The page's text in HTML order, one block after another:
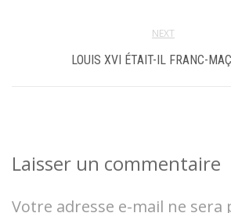
NEXT
LOUIS XVI ÉTAIT-IL FRANC-
Laisser un commentaire
Votre adresse e-mail ne sera